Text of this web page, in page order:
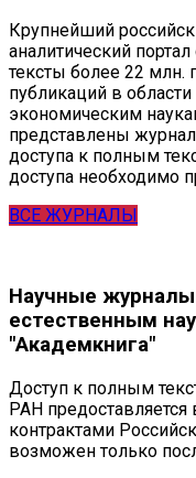
Крупнейший
аналитический
тексты более 22 млн.
публикаций в области
экономическим
представлены
доступа к полным
доступа необходимо
ВСЕ ЖУРНАЛЫ
Научные
естественным
"Академкнига"
Доступ к полным
РАН предоставляется
контрактами
возможен только